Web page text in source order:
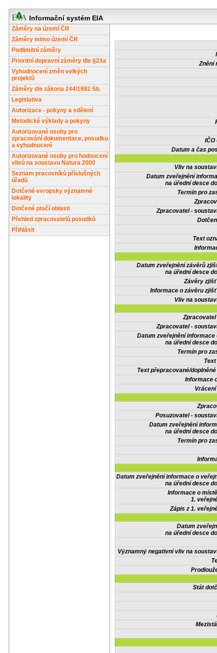
Informační systém EIA
Záměry na území ČR
Záměry mimo území ČR
Podlimitní záměry
Prioritní dopravní záměry dle §23a
Vyhodnocení změn velkých
projektů
Záměry dle zákona 244/1992 Sb.
Legislativa
Autorizace - pokyny a sdělení
Metodické výklady a pokyny
Autorizované osoby pro
zpracování dokumentace, posudku
a vyhodnocení
Autorizované osoby pro hodnocení
vlivů na soustavu Natura 2000
Seznam pracovníků příslušných
úřadů
Dotčené evropsky významné
lokality
Dotčené ptačí oblasti
Přehled zpracovatelů posudků
Přihlásit
Znění
IČO
Datum a čas
Vliv na
Datum zveřejnění
na úřední desce
Termín pro
Zpracovatel -
Text
Datum zveřejnění závěrů
na úřední desce
Závěry
Informace o závěru
Vliv na
Zpracovatel -
Datum zveřejnění informace
na úřední desce
Termín pro
Text přepracované/
Informace
Posuzovatel -
Datum zveřejnění
na úřední desce
Termín pro
Datum zveřejnění informace o
na úřední desce
Informace o
1.
Zápis z 1.
Datum
na úřední desce
Významný negativní vliv na
Stát